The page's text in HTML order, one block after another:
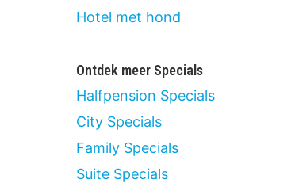
Hotel met hond
Ontdek meer Specials
Halfpension Specials
City Specials
Family Specials
Suite Specials